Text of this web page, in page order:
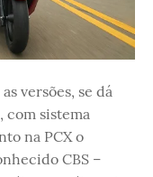
versões, se dá
com sistema
na PCX o
CBS –